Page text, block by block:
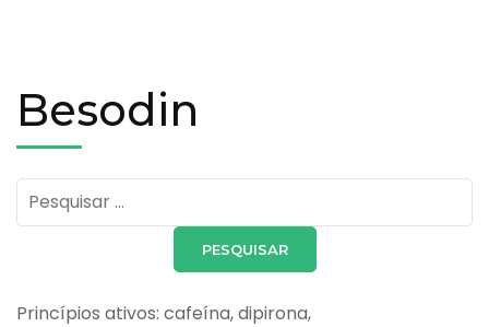
Besodin
Pesquisar
por:
Princípios ativos: cafeína, dipirona,